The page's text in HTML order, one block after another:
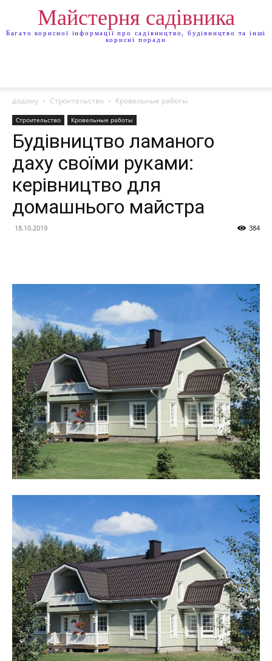
Майстерня садівника
Багато корисної інформації про садівництво, будівництво та інші
корисні поради
додому Строительство Кровельные работы
Строительство Кровельные работы
Будівництво ламаного
даху своїми руками:
керівництво для
домашнього майстра
18.10.2019 384